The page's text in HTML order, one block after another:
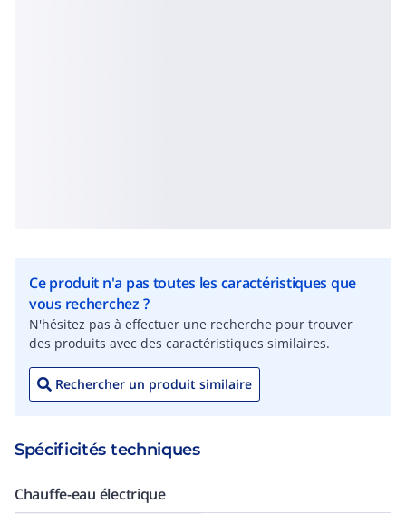
Ce produit n'a pas toutes les caractéristiques que
vous recherchez ?
N'hésitez pas à effectuer une recherche pour trouver
des produits avec des caractéristiques similaires.
Rechercher un produit similaire
Spécificités techniques
Chauffe-eau électrique